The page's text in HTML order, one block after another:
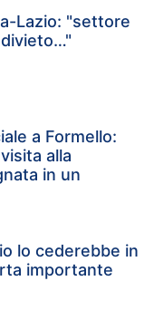
Lazio: "settore
a Formello:
alla
in un
lo cederebbe in
importante